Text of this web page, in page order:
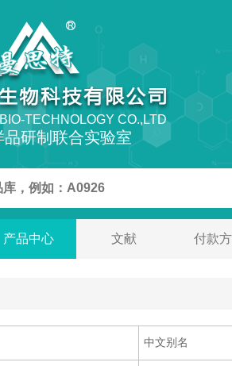
TECHNOLOGY CO.,LTD
品研制联合实验室
产品中心 文献 付款
中文别名